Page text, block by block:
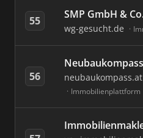
55 SMP GmbH &
wg-gesucht.de
56 neubaukompass.at
Immobilienplattform